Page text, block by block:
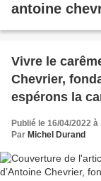
antoine
Vivre le
Chevrier,
espérons la
8/15
Publié le 16/04/2022 à
Par Michel Durand